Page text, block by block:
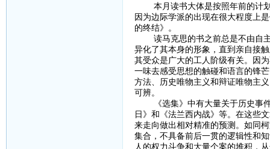
本月读书大体是按照年前的计划
因为边际学派的出现在很大程度上
的终结》。
读马克思的书之前总是不由自主
异化了其本身的形象，直到亲自接
其受众是广大的工人阶级有关。因
一味去感受思想的触碰和语言的锋
方法、历史唯物主义和辩证唯物主
可辨。
《选集》中有大量关于历史事件
日》和《法兰西内战》等。在这些
来走向做出相对精准的预测。如同
集合，不具备前后一贯的逻辑性和
人的权力斗争和大量个案的堆积，